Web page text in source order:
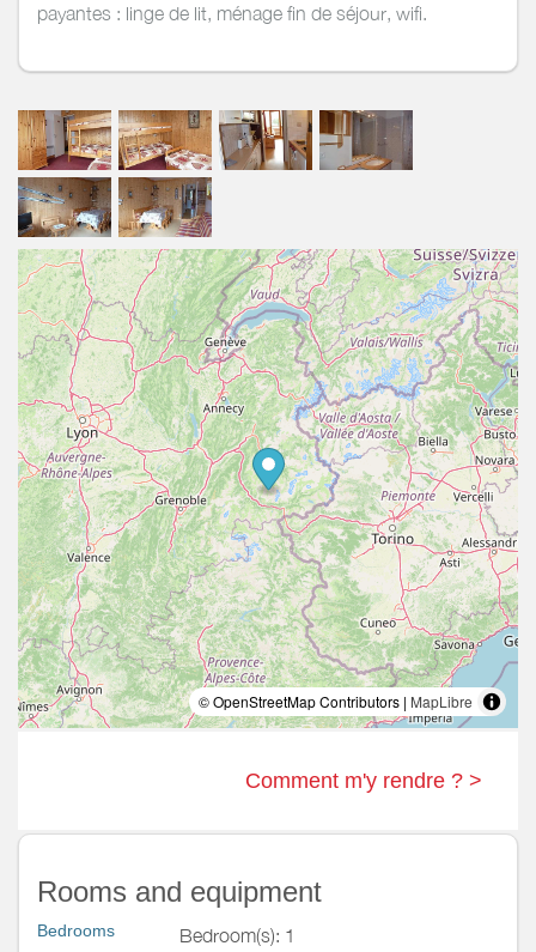
payantes : linge de lit, ménage fin de séjour, wifi.
© OpenStreetMap Contributors | MapLibre
Comment m'y rendre ? >
Rooms and equipment
Bedrooms
Bedroom(s): 1